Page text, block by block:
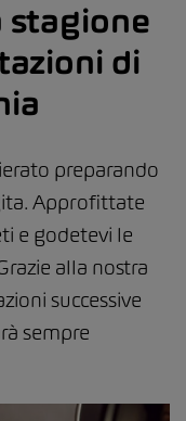
stagione
di
preparando
Approfittate
e godetevi le
alla nostra
successive
sempre